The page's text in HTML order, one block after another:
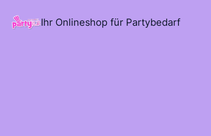
Ihr Onlineshop für Partybedarf